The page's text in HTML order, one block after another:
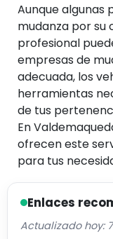
Aunque algunas
mudanza por
profesional
empresas de
adecuada, los
herramientas
de tus
En
ofrecen este
para tus
Enlaces
Actualizado hoy: